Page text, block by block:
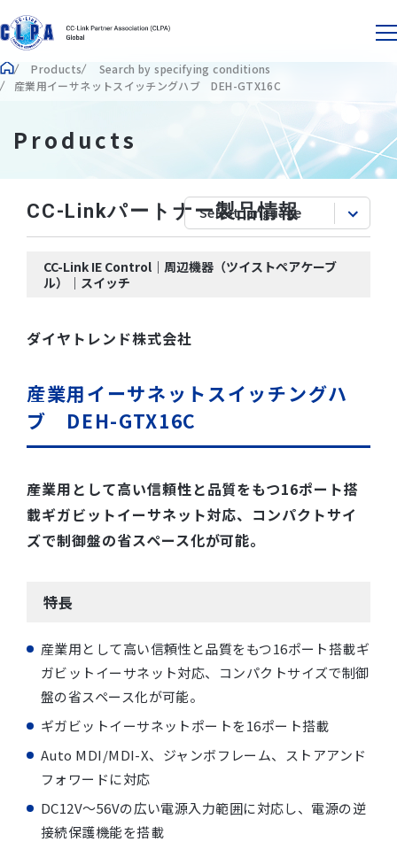
Products
Search by specifying conditions
産業用イーサネットスイッチングハブ DEH-GTX16C
Products
CC-Linkパートナー製品情報
CC-Link IE Control｜周辺機器（ツイストペアケーブ
ル）｜スイッチ
ダイヤトレンド株式会社
産業用イーサネットスイッチングハ
ブ DEH-GTX16C
産業用として高い信頼性と品質をもつ16ポート搭
載ギガビットイーサネット対応、コンパクトサイ
ズで制御盤の省スペース化が可能。
特長
産業用として高い信頼性と品質をもつ16ポート搭載ギ
ガビットイーサネット対応、コンパクトサイズで制御
盤の省スペース化が可能。
ギガビットイーサネットポートを16ポート搭載
Auto MDI/MDI-X、ジャンボフレーム、ストアアンド
フォワードに対応
DC12V～56Vの広い電源入力範囲に対応し、電源の逆
接続保護機能を搭載